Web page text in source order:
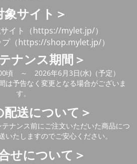
象サイト＞
イト（https://mylet.jp/）
プ（https://shop.mylet.jp/）
ナンス期間＞
頃 ～ 2026年6月3日(水)（予定）
は予告なく変更となる場合がございま
す。
配送について＞
ナンス前にご注文いただいた商品につ
いたしますのでご安心ください。
せについて＞